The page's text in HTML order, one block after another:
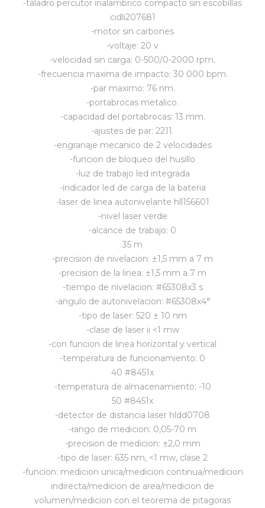
-taladro percutor inalambrico compacto sin escobillas
cidli207681
-motor sin carbones
-voltaje: 20 v
-velocidad sin carga: 0-500/0-2000 rpm.
-frecuencia maxima de impacto: 30 000 bpm.
-par maximo: 76 nm.
-portabrocas metalico.
-capacidad del portabrocas: 13 mm.
-ajustes de par: 2211.
-engranaje mecanico de 2 velocidades
-funcion de bloqueo del husillo
-luz de trabajo led integrada
-indicador led de carga de la bateria
-laser de linea autonivelante hll156601
-nivel laser verde
-alcance de trabajo: 0
35 m
-precision de nivelacion: ±1,5 mm a 7 m
-precision de la linea: ±1,5 mm a 7 m
-tiempo de nivelacion: #65308x3 s
-angulo de autonivelacion: #65308x4°
-tipo de laser: 520 ± 10 nm
-clase de laser ii <1 mw
-con funcion de linea horizontal y vertical
-temperatura de funcionamiento: 0
40 #8451x
-temperatura de almacenamiento: -10
50 #8451x
-detector de distancia laser hldd0708
-rango de medicion: 0,05-70 m
-precision de medicion: ±2,0 mm
-tipo de laser: 635 nm, <1 mw, clase 2
-funcion: medicion unica/medicion continua/medicion
indirecta/medicion de area/medicion de
volumen/medicion con el teorema de pitagoras